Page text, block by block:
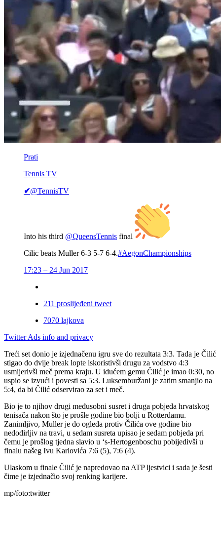
Prati
Tennis TV
✔@TennisTV
Into his third @QueensTennis final
Cilic beats Muller 6-3 5-7 6-4.#AegonChampionships
17:23 – 24 Jun 2017
211 proslijeđeni tweet
7070 lajkova
Twitter Ads info and privacy
Treći set donio je izjednačenu igru sve do rezultata 3:3. Tada je Čilić
stigao do dvije break lopte iskoristivši drugu za vodstvo 4:3
usmijerivši meč prema kraju. U idućem gemu Čilić je imao 0:30, no
uspio se izvući i povesti sa 5:3. Luksemburžani je zatim smanjio na
5:4, da bi Čilić odservirao za set i meč.
Bio je to njihov drugi međusobni susret i druga pobjeda hrvatskog
tenisača nakon što je prošle godine bio bolji u Rotterdamu.
Zanimljivo, Muller je do ogleda protiv Čilića ove godine bio
nedodirljiv na travi, u sedam susreta upisao je sedam pobjeda pri
čemu je prošlog tjedna slavio u ‘s-Hertogenboschu pobijedivši u
finalu našeg Ivu Karlovića 7:6 (5), 7:6 (4).
Ulaskom u finale Čilić je napredovao na ATP ljestvici i sada je šesti
čime je izjednačio svoj renking karijere.
mp/foto:twitter